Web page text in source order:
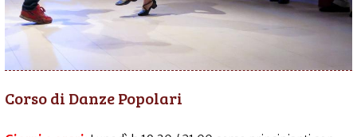
Corso di Danze Popolari